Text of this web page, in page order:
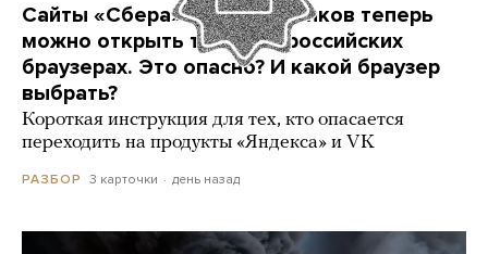
Сайты «Сбера» и других банков теперь
можно открыть только в российских
браузерах. Это опасно? И какой браузер
выбрать?
Короткая инструкция для тех, кто опасается
переходить на продукты «Яндекса» и VK
РАЗБОР 3 карточки день назад